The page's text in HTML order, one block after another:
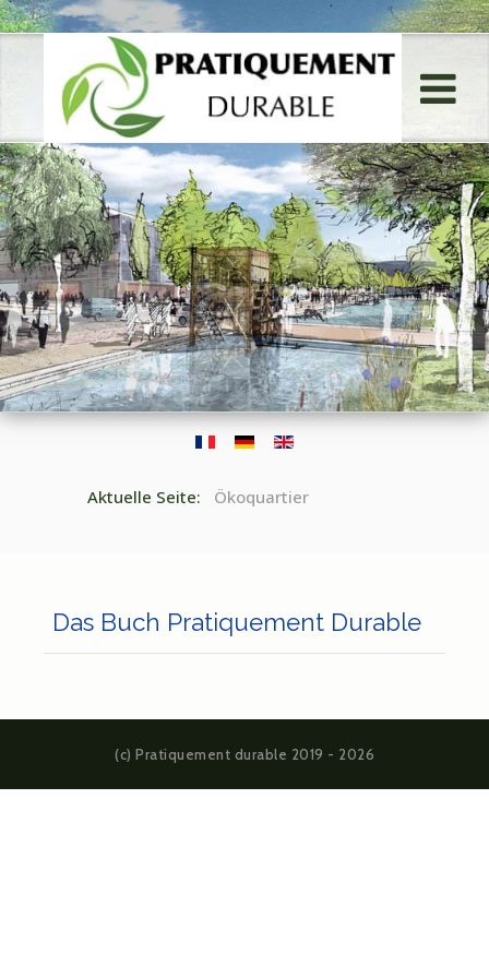
Aktuelle Seite: Ökoquartier
Das Buch Pratiquement Durable
(c) Pratiquement durable 2019 - 2026